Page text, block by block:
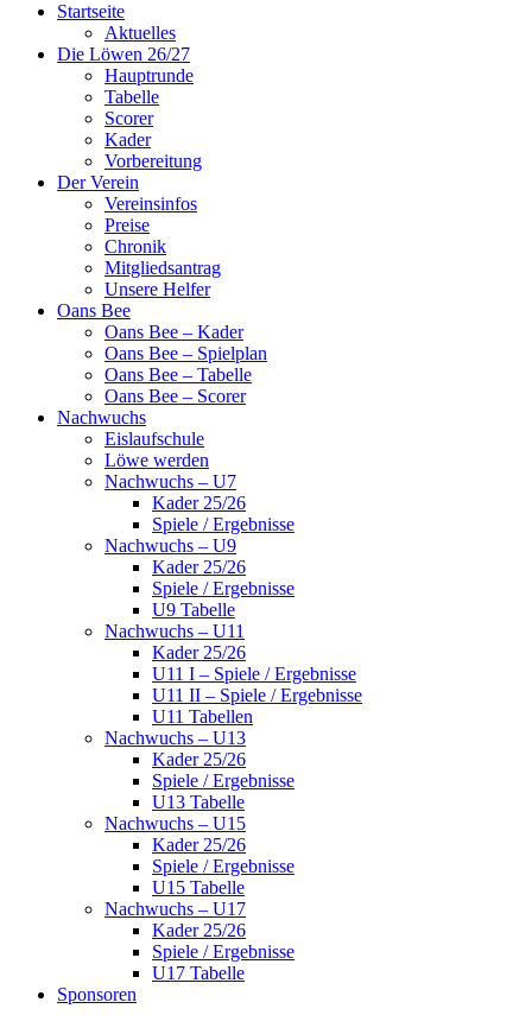
Startseite
Aktuelles
Die Löwen 26/27
Hauptrunde
Tabelle
Scorer
Kader
Vorbereitung
Der Verein
Vereinsinfos
Preise
Chronik
Mitgliedsantrag
Unsere Helfer
Oans Bee
Oans Bee – Kader
Oans Bee – Spielplan
Oans Bee – Tabelle
Oans Bee – Scorer
Nachwuchs
Eislaufschule
Löwe werden
Nachwuchs – U7
Kader 25/26
Spiele / Ergebnisse
Nachwuchs – U9
Kader 25/26
Spiele / Ergebnisse
U9 Tabelle
Nachwuchs – U11
Kader 25/26
U11 I – Spiele / Ergebnisse
U11 II – Spiele / Ergebnisse
U11 Tabellen
Nachwuchs – U13
Kader 25/26
Spiele / Ergebnisse
U13 Tabelle
Nachwuchs – U15
Kader 25/26
Spiele / Ergebnisse
U15 Tabelle
Nachwuchs – U17
Kader 25/26
Spiele / Ergebnisse
U17 Tabelle
Sponsoren